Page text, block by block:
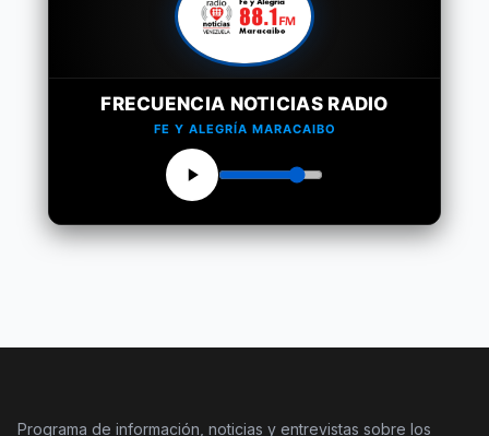
FRECUENCIA NOTICIAS RADIO
FE Y ALEGRÍA MARACAIBO
Programa de información, noticias y entrevistas sobre los